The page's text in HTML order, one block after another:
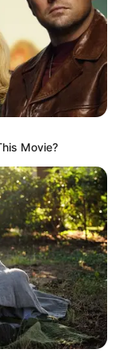
rheinlan
Wiesbaden
Main liefern
mit viel Druck
2022
sowie ihr
machte das
Gebiet
Movie?